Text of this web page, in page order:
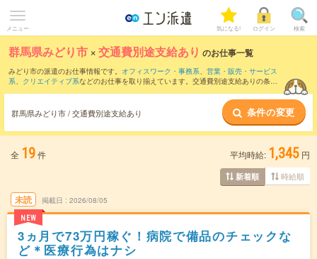
メニュー 気になる! ログイン 検索
群馬県みどり市 ×交通費別途支給あり のお仕事一覧
みどり市の派遣のお仕事情報です。 オフィスワーク・事務系、 営業・販売・サービス
系、 クリエイティブ系などのお仕事を取り揃えています。交通費別途支給ありの条件
群馬県みどり市 / 交通費別途支給あり 条件の変更
全 19件 平均時給: 1,345 円
新着順 時給順
未読
NEW
掲載日 2026/08/05
3ヵ月で73万円稼ぐ！病院で備品のチェックな
ど＊医療行為はナシ